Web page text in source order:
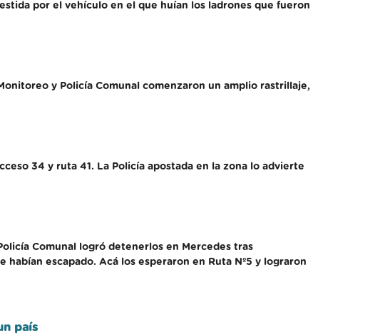
por el vehículo en el que huían los ladrones que fueron
y Policía Comunal comenzaron un amplio rastrillaje,
34 y ruta 41. La Policía apostada en la zona lo advierte
Comunal logró detenerlos en Mercedes tras
escapado. Acá los esperaron en Ruta Nº5 y lograron
país